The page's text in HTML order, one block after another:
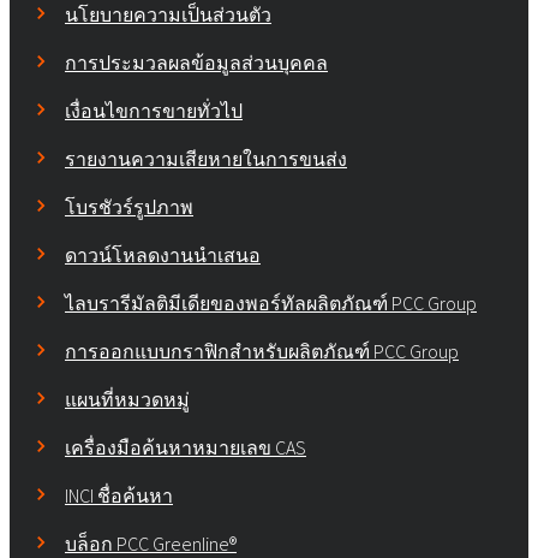
นโยบายความเป็นส่วนตัว
การประมวลผลข้อมูลส่วนบุคคล
เงื่อนไขการขายทั่วไป
รายงานความเสียหายในการขนส่ง
โบรชัวร์รูปภาพ
ดาวน์โหลดงานนำเสนอ
ไลบรารีมัลติมีเดียของพอร์ทัลผลิตภัณฑ์ PCC Group
การออกแบบกราฟิกสำหรับผลิตภัณฑ์ PCC Group
แผนที่หมวดหมู่
เครื่องมือค้นหาหมายเลข CAS
INCI ชื่อค้นหา
บล็อก PCC Greenline®